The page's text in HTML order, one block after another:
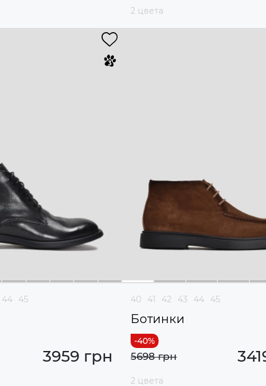
2 цвета
44 45
3959 грн
40 41 42 43 44 45
Ботинки
5698 грн
2 цвета